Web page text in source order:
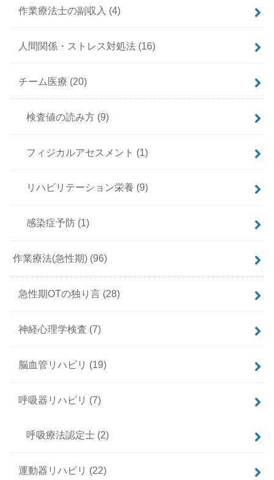
作業療法士の副収入 (4)
人間関係・ストレス対処法 (16)
チーム医療 (20)
検査値の読み方 (9)
フィジカルアセスメント (1)
リハビリテーション栄養 (9)
感染症予防 (1)
作業療法(急性期) (96)
急性期OTの独り言 (28)
神経心理学検査 (7)
脳血管リハビリ (19)
呼吸器リハビリ (7)
呼吸療法認定士 (2)
運動器リハビリ (22)